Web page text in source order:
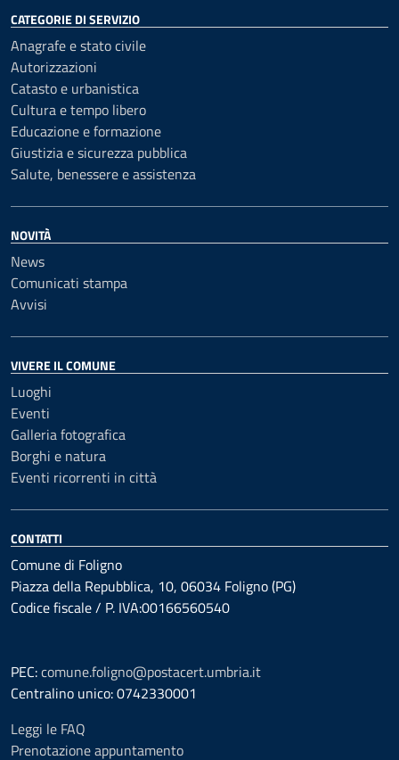
CATEGORIE DI SERVIZIO
Anagrafe e stato civile
Autorizzazioni
Catasto e urbanistica
Cultura e tempo libero
Educazione e formazione
Giustizia e sicurezza pubblica
Salute, benessere e assistenza
NOVITÀ
News
Comunicati stampa
Avvisi
VIVERE IL COMUNE
Luoghi
Eventi
Galleria fotografica
Borghi e natura
Eventi ricorrenti in città
CONTATTI
Comune di Foligno
Piazza della Repubblica, 10, 06034 Foligno (PG)
Codice fiscale / P. IVA:00166560540
PEC:comune.foligno@postacert.umbria.it
Centralino unico: 0742330001
Leggi le FAQ
Prenotazione appuntamento